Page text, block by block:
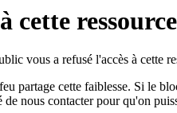
cette
vous a refusé l'accès à cette
partage cette faiblesse. Si le
nous contacter pour qu'on